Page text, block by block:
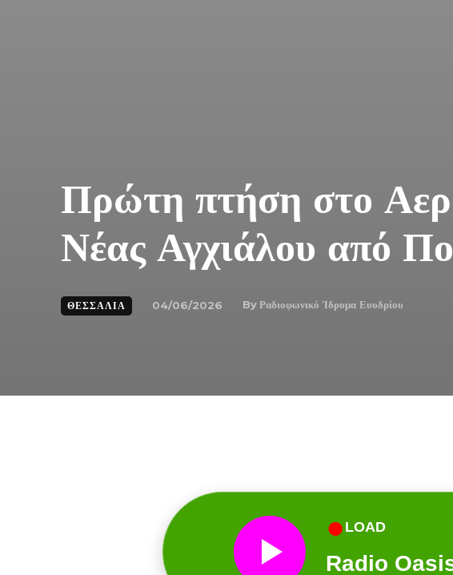
Πρώτη πτήση στο
Νέας Αγχιάλου από
ΘΕΣΣΑΛΊΑ 04/06/2026 ByΡαδιοφωνικό Ίδρυμα Ευυδρίου
● LOAD
Radio